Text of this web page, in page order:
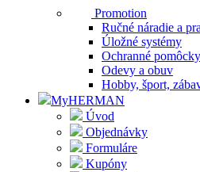
Promotion
Ručné náradie a
Úložné systémy
Ochranné pomôcky
Odevy a obuv
Hobby, šport,
MyHERMAN
Úvod
Objednávky
Formuláre
Kupóny